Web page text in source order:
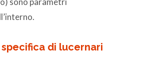
specifica di lucernari